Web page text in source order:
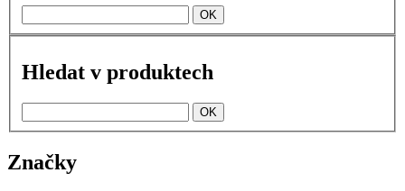
Hledat v produktech
Značky